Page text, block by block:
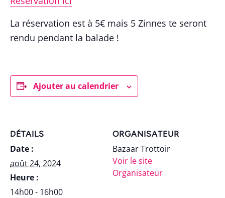
La réservation est à 5€ mais 5 Zinnes te seront
rendu pendant la balade !
Ajouter au calendrier
DÉTAILS
Date :
août 24, 2024
Heure :
14h00 - 16h00
ORGANISATEUR
Bazaar Trottoir
Voir le site
Organisateur